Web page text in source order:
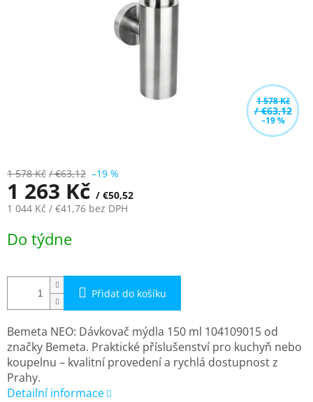
1 578 Kč
/ €63,12
–19 %
1 578 Kč / €63,12 –19 %
1 263 Kč / €50,52
1 044 Kč / €41,76 bez DPH
cena:
Do týdne
Přidat do košíku
Bemeta NEO: Dávkovač mýdla 150 ml 104109015 od
značky Bemeta. Praktické příslušenství pro kuchyň nebo
koupelnu – kvalitní provedení a rychlá dostupnost z
Prahy.
Detailní informace